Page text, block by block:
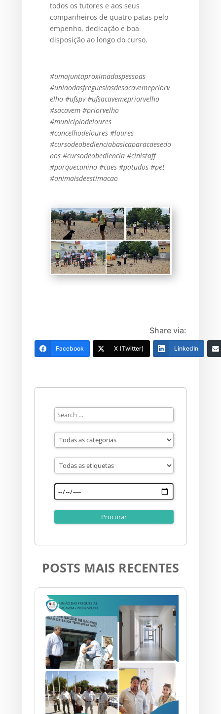
todos os tutores e aos seus
companheiros de quatro patas pelo
empenho, dedicação e boa
disposição ao longo do curso.
#umajuntaproximadaspessoas
#uniaodasfreguesiasdesacavemepriorv
elho #ufspv #ufsacavemepriorvelho
#sacavem #priorvelho
#municipiodeloures
#concelhodeloures #loures
#cursodeobedienciabasicaparacaesedo
nos #cursodeobediencia #cinistaff
#parquecanino #caes #patudos #pet
#animaisdeestimacao
Share via:
Facebook X (Twitter) LinkedIn
POSTS MAIS RECENTES